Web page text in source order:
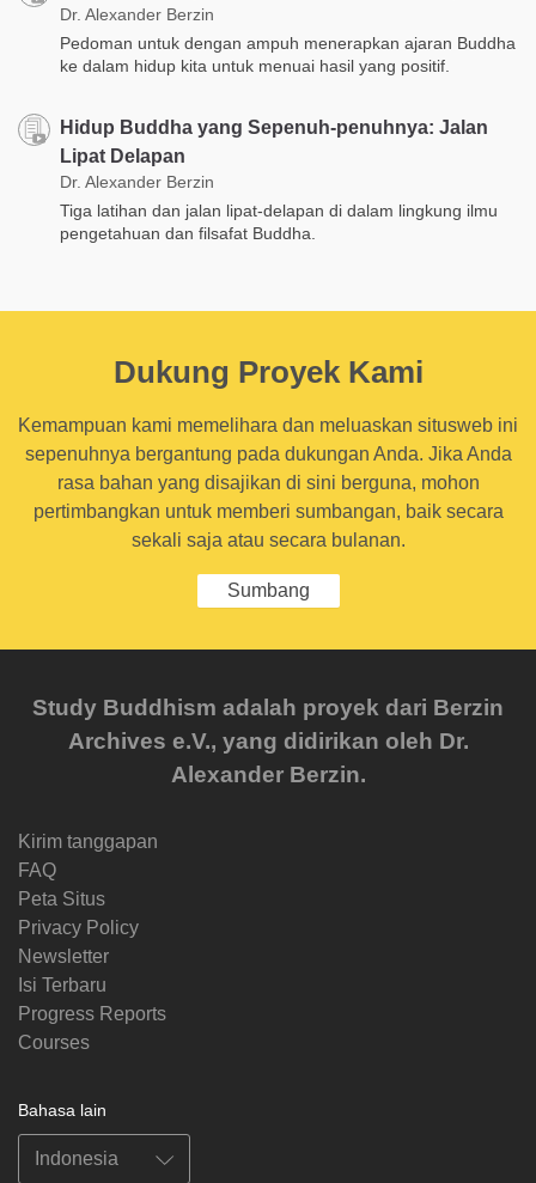
Dr. Alexander Berzin
Pedoman untuk dengan ampuh menerapkan ajaran Buddha
ke dalam hidup kita untuk menuai hasil yang positif.
Hidup Buddha yang Sepenuh-penuhnya: Jalan
Lipat Delapan
Dr. Alexander Berzin
Tiga latihan dan jalan lipat-delapan di dalam lingkung ilmu
pengetahuan dan filsafat Buddha.
Dukung Proyek Kami
Kemampuan kami memelihara dan meluaskan situsweb ini
sepenuhnya bergantung pada dukungan Anda. Jika Anda
rasa bahan yang disajikan di sini berguna, mohon
pertimbangkan untuk memberi sumbangan, baik secara
sekali saja atau secara bulanan.
Sumbang
Study Buddhism adalah proyek dari Berzin
Archives e.V., yang didirikan oleh Dr.
Alexander Berzin.
Kirim tanggapan
FAQ
Peta Situs
Privacy Policy
Newsletter
Isi Terbaru
Progress Reports
Courses
Bahasa lain